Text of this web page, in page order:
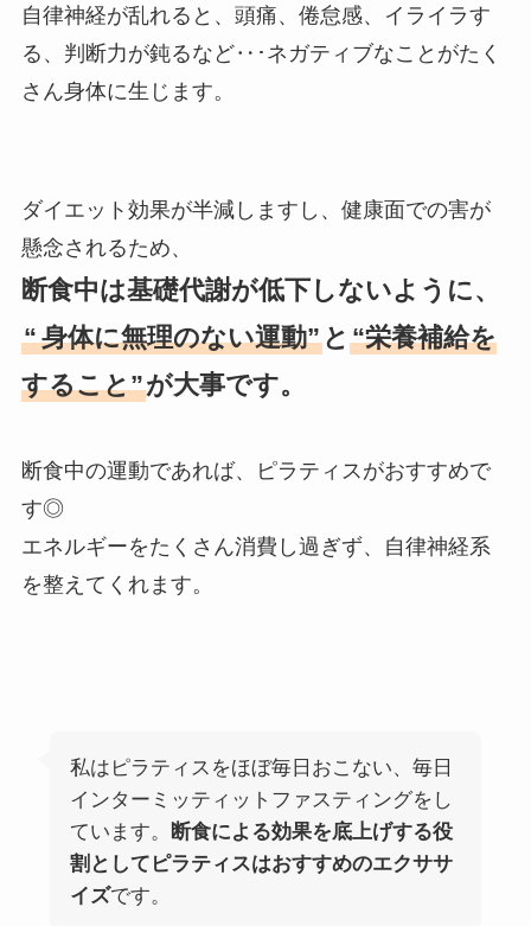
自律神経が乱れると、頭痛、倦怠感、イライラす
る、判断力が鈍るなど‥･ネガティブなことがたく
さん身体に生じます。
ダイエット効果が半減しますし、健康面での害が
懸念されるため、
断食中は基礎代謝が低下しないように、
“身体に無理のない運動”と “栄養補給を
すること”が大事です。
断食中の運動であれば、ピラティスがおすすめで
す◎
エネルギーをたくさん消費し過ぎず、自律神経系
を整えてくれます。
私はピラティスをほぼ毎日おこない、毎日
インターミッティットファスティングをし
ています。
断食による効果を底上げする役
割としてピラティスはおすすめのエクササ
イズです。